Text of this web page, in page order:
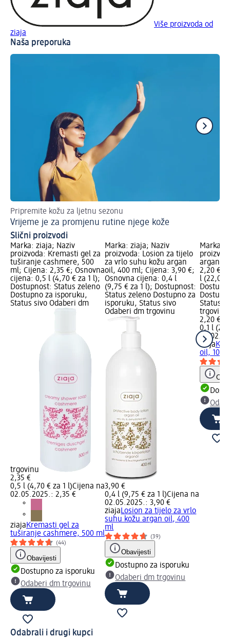
Više proizvoda od
ziaja
Naša preporuka
Pripremite kožu za ljetnu sezonu
Vrijeme je za promjenu rutine njege kože
Slični proizvodi
Marka: ziaja; Naziv
proizvoda: Kremasti gel za
tuširanje cashmere, 500
ml; Cijena: 2,35 €; Osnovna
cijena: 0,5 l (4,70 € za 1 l);
Dostupnost: Status zeleno
Dostupno za isporuku,
Status sivo Odaberi dm
trgovinu
2,35 €
0,5 l (4,70 € za 1 l)Cijena na
02.05.2025.: 2,35 €
ziajaKremasti gel za
tuširanje cashmere, 500 ml
(44)
Obavijesti
Dostupno za isporuku
Odaberi dm trgovinu
Marka: ziaja; Naziv
proizvoda: Losion za tijelo
za vrlo suhu kožu argan
oil, 400 ml; Cijena: 3,90 €;
Osnovna cijena: 0,4 l
(9,75 € za 1 l); Dostupnost:
Status zeleno Dostupno za
isporuku, Status sivo
Odaberi dm trgovinu
3,90 €
0,4 l (9,75 € za 1 l)Cijena na
02.05.2025.: 3,90 €
ziajaLosion za tijelo za vrlo
suhu kožu argan oil, 400
ml
(39)
Obavijesti
Dostupno za isporuku
Odaberi dm trgovinu
Marka:
argan
2,20 €;
l (22,00
Status
trgovinu
2,20 €
0,1 l
na
ziaja
oil, 100
Odabrali i drugi kupci